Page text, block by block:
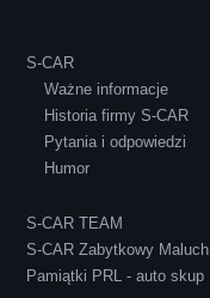
S-CAR
Ważne informacje
Historia firmy S-CAR
Pytania i odpowiedzi
Humor
S-CAR TEAM
S-CAR Zabytkowy Maluch
Pamiątki PRL - auto skup